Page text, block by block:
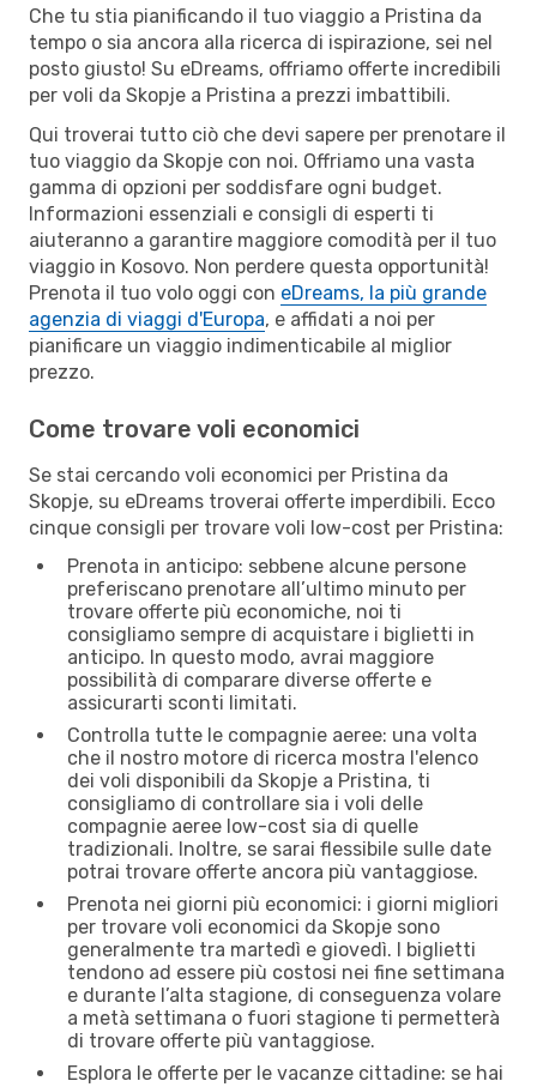
Che tu stia pianificando il tuo viaggio a Pristina da
tempo o sia ancora alla ricerca di ispirazione, sei nel
posto giusto! Su eDreams, offriamo offerte incredibili
per voli da Skopje a Pristina a prezzi imbattibili.
Qui troverai tutto ciò che devi sapere per prenotare il
tuo viaggio da Skopje con noi. Offriamo una vasta
gamma di opzioni per soddisfare ogni budget.
Informazioni essenziali e consigli di esperti ti
aiuteranno a garantire maggiore comodità per il tuo
viaggio in Kosovo. Non perdere questa opportunità!
Prenota il tuo volo oggi con eDreams, la più grande
agenzia di viaggi d'Europa, e affidati a noi per
pianificare un viaggio indimenticabile al miglior
prezzo.
Come trovare voli economici
Se stai cercando voli economici per Pristina da
Skopje, su eDreams troverai offerte imperdibili. Ecco
cinque consigli per trovare voli low-cost per Pristina:
Prenota in anticipo: sebbene alcune persone
preferiscano prenotare all’ultimo minuto per
trovare offerte più economiche, noi ti
consigliamo sempre di acquistare i biglietti in
anticipo. In questo modo, avrai maggiore
possibilità di comparare diverse offerte e
assicurarti sconti limitati.
Controlla tutte le compagnie aeree: una volta
che il nostro motore di ricerca mostra l'elenco
dei voli disponibili da Skopje a Pristina, ti
consigliamo di controllare sia i voli delle
compagnie aeree low-cost sia di quelle
tradizionali. Inoltre, se sarai flessibile sulle date
potrai trovare offerte ancora più vantaggiose.
Prenota nei giorni più economici: i giorni migliori
per trovare voli economici da Skopje sono
generalmente tra martedì e giovedì. I biglietti
tendono ad essere più costosi nei fine settimana
e durante l’alta stagione, di conseguenza volare
a metà settimana o fuori stagione ti permetterà
di trovare offerte più vantaggiose.
Esplora le offerte per le vacanze cittadine: se hai